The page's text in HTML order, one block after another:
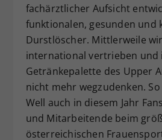
fachärztlicher Aufsicht
funktionalen, gesunden und
Durstlöscher. Mittlerweile
international vertrieben und
Getränkepalette des Upper
nicht mehr wegzudenken.
Well auch in diesem Jahr
und Mitarbeitende beim
österreichischen